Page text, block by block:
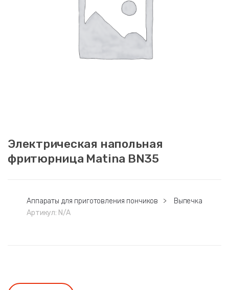
Электрическая напольная
фритюрница Matina BN35
Аппараты для приготовления пончиков >
Выпечка
Артикул: N/A